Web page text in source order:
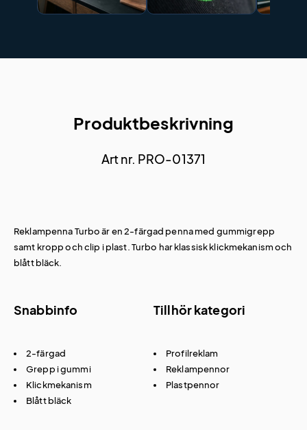
Produktbeskrivning
Art nr. PRO-01371
Reklampenna Turbo är en 2-färgad penna med gummigrepp
samt kropp och clip i plast. Turbo har klassisk klickmekanism och
blått bläck.
Snabbinfo
2-färgad
Grepp i gummi
Klickmekanism
Blått bläck
Tillhör kategori
Profilreklam
Reklampennor
Plastpennor